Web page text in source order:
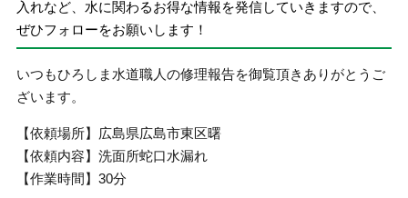
入れなど、水に関わるお得な情報を発信していきますので、
ぜひフォローをお願いします！
いつもひろしま水道職人の修理報告を御覧頂きありがとうご
ざいます。
【依頼場所】広島県広島市東区曙
【依頼内容】洗面所蛇口水漏れ
【作業時間】30分